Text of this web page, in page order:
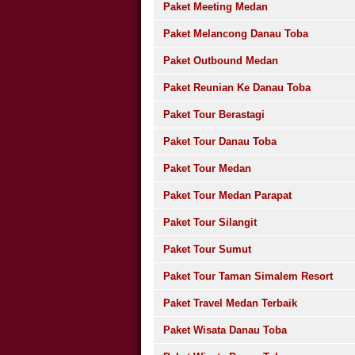
Paket Meeting Medan
Paket Melancong Danau Toba
Paket Outbound Medan
Paket Reunian Ke Danau Toba
Paket Tour Berastagi
Paket Tour Danau Toba
Paket Tour Medan
Paket Tour Medan Parapat
Paket Tour Silangit
Paket Tour Sumut
Paket Tour Taman Simalem Resort
Paket Travel Medan Terbaik
Paket Wisata Danau Toba